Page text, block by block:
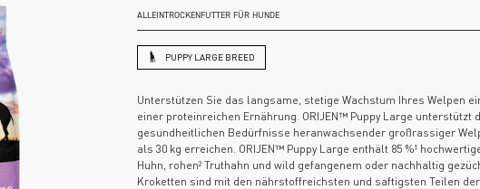
ALLEINTROCKENFUTTER FÜR HUNDE
PUPPY LARGE BREED
Unterstützen Sie das langsame, stetige Wachstum Ihres Welpen
einer proteinreichen Ernährung. ORIJEN™ Puppy Large unterstützt
gesundheitlichen Bedürfnisse heranwachsender großrassiger
als 30 kg erreichen. ORIJEN™ Puppy Large enthält 85 %¹
Huhn, rohen² Truthahn und wild gefangenem oder nachhaltig
Kroketten sind mit den nährstoffreichsten und saftigsten Teilen